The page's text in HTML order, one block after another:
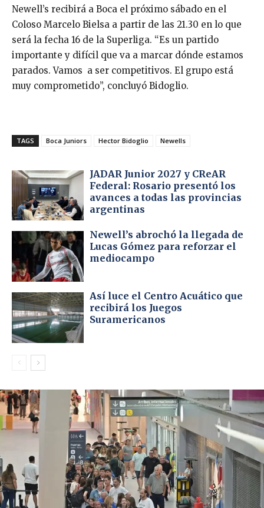
Newell’s recibirá a Boca el próximo sábado en el
Coloso Marcelo Bielsa a partir de las 21.30 en lo que
será la fecha 16 de la Superliga. “Es un partido
importante y difícil que va a marcar dónde estamos
parados. Vamos a ser competitivos. El grupo está
muy comprometido”, concluyó Bidoglio.
TAGS Boca Juniors Hector Bidoglio Newells
JADAR Junior 2027 y CReAR
Federal: Rosario presentó los
avances a todas las provincias
argentinas
Newell’s abrochó la llegada de
Lucas Gómez para reforzar el
mediocampo
Así luce el Centro Acuático que
recibirá los Juegos
Suramericanos